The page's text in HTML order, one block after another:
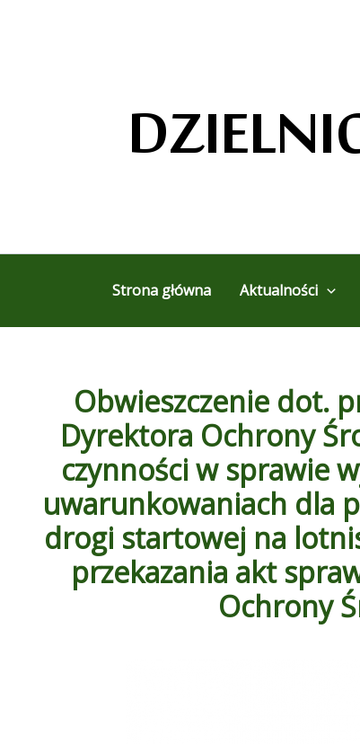
Strona główna Aktualności
Obwieszczenie dot.
Dyrektora Ochrony
czynności w sprawie
uwarunkowaniach dla
drogi startowej na
przekazania akt
Ochrony